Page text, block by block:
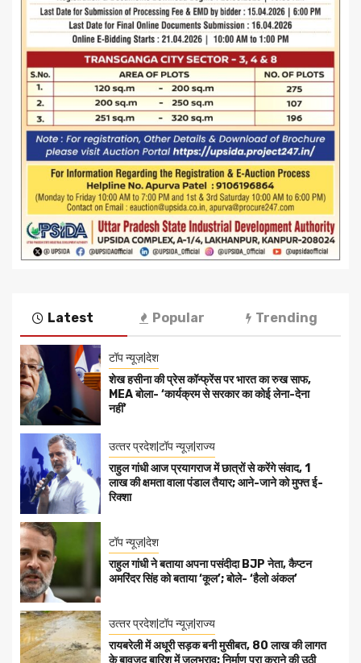
Latest Popular Trending
टॉप न्यूज़|देश
शेख हसीना की प्रेस कॉन्फ्रेंस पर भारत का रुख साफ,
MEA बोला- ‘कार्यक्रम से सरकार का कोई लेना-देना
नहीं’
उत्‍तर प्रदेश|टॉप न्यूज़|राज्य
राहुल गांधी आज प्रयागराज में छात्रों से करेंगे संवाद, 1
लाख की क्षमता वाला पंडाल तैयार; आने-जाने को मुफ्त ई-
रिक्शा
टॉप न्यूज़|देश
राहुल गांधी ने बताया अपना पसंदीदा BJP नेता, कैप्टन
अमरिंदर सिंह को बताया ‘कूल’; बोले- ‘हैलो अंकल’
उत्‍तर प्रदेश|टॉप न्यूज़|राज्य
रायबरेली में अधूरी सड़क बनी मुसीबत, 80 लाख की लागत